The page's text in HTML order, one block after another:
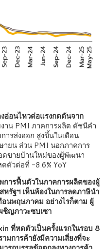
อ่อนไหวต่อแรงกดดันจาก
าน PMI ภาคการผลิต ดัชนีคำ
ารส่งออก สูงขึ้นในเดือน
ายน ส่วน PMI นอกภาคการ
ดขายบ้านใหม่ของผู้พัฒนา
ตัวต่อที่ -8.6% YoY
การฟื้นตัวในภาคการผลิตของผู้
รัฐฯ เห็นพ้องในการลดภาษีนำ
อนพฤษภาคม อย่างไรก็ตาม ผู้
ชิญภาวะซบเซา
ที่หดตัวเป็นครั้งแรกในรอบ 8
มการค้ายังมีความเสี่ยงที่จะ